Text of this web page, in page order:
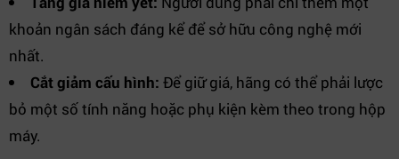
khoản ngân sách đáng kể để sở hữu công nghệ mới
nhất.
Cắt giảm cấu hình: Để giữ giá, hãng có thể phải lược
bỏ một số tính năng hoặc phụ kiện kèm theo trong hộp
máy.